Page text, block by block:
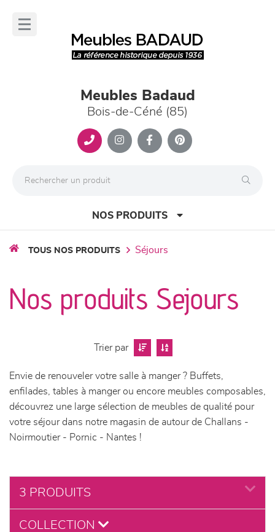
Meubles Badaud
Bois-de-Céné (85)
NOS PRODUITS
séjours
meubles de complément
chambres et dressing
literie
TOUS NOS PRODUITS séjours
Nos produits Sejours
Trier par
Envie de renouveler votre salle à manger ? Buffets,
enfilades, tables à manger ou encore meubles composables,
découvrez une large sélection de meubles de qualité pour
votre séjour dans notre magasin de autour de Challans -
Noirmoutier - Pornic - Nantes !
3 PRODUITS
COLLECTION